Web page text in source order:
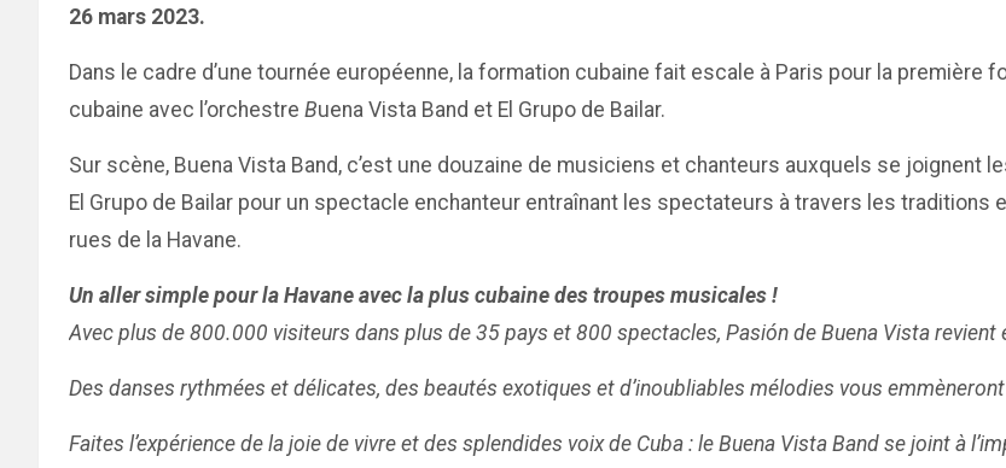
26 mars 2023.
Dans le cadre d’une tournée européenne, la formation cubaine fait escale à Paris pour la
cubaine avec l’orchestre Buena Vista Band et El Grupo de Bailar.
Sur scène, Buena Vista Band, c’est une douzaine de musiciens et chanteurs auxquels se
El Grupo de Bailar pour un spectacle enchanteur entraînant les spectateurs à travers les
rues de la Havane.
Un aller simple pour la Havane avec la plus cubaine des troupes musicales !
Avec plus de 800.000 visiteurs dans plus de 35 pays et 800 spectacles, Pasión de Buena Vista
Des danses rythmées et délicates, des beautés exotiques et d’inoubliables mélodies vous
Faites l’expérience de la joie de vivre et des splendides voix de Cuba : le Buena Vista Band se joint à